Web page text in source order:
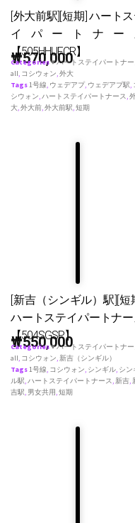
[外大前駅][短期] ハート
イパートナー
【505HHUFCR】
₩570,000
Categories♥ ハートステイパートナ
all, コシウォン,外大
Tags1号線, ウェデアプ, ウェデアプ駅,
シウォン,ハートステイパートナース,
大,外大前,外大前駅,短期
[新吉（シンギル）駅][短
ハートステイパートナ
【504SGSP】
₩550,000
Categories♥ ハートステイパートナ
all, コシウォン,新吉（シンギル）
Tags1号線, コシウォン, シンギル, シン
ル駅,ハートステイパートナース,新吉,
吉駅, 男女共用,短期